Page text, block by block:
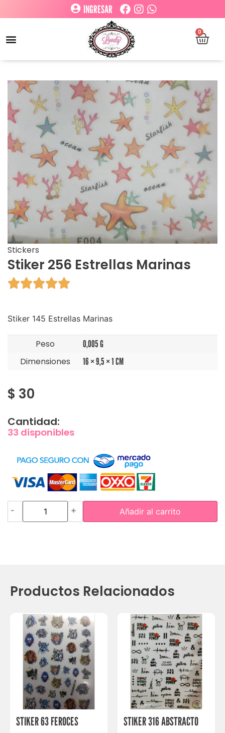
INGRESAR
0
Stickers
Stiker 256 Estrellas Marinas

Stiker 145 Estrellas Marinas
Peso 0,005 G
Dimensiones 16 × 9,5 × 1 CM
$ 30
Cantidad:
33 disponibles
- + Añadir al carrito
Productos Relacionados
STIKER 63 FEROCES STIKER 316 ABSTRACTO